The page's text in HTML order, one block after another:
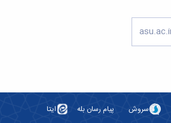
سروش پیام رسان بله ایتا